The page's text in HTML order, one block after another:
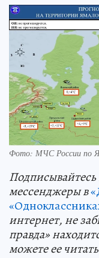
Фото: МЧС России по
Подпи
мессенджеры в
интернет, не
правда»
можете ее